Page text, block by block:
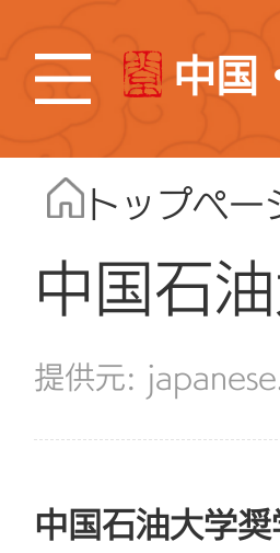
中国
トップペー
中国石
中国石油大学